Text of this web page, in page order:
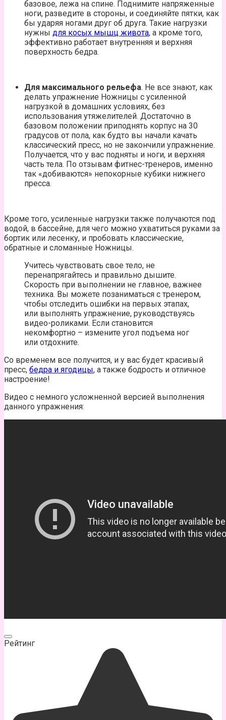
базовое, лежа на спине. Поднимите напряженные
ноги, разведите в стороны, и соединяйте пятки, как
бы ударяя ногами друг об друга. Такие нагрузки
нужны для косых мышц живота, а кроме того,
эффективно работает внутренняя и верхняя
поверхность бедра.
Для максимального рельефа. Не все знают, как
делать упражнение Ножницы с усиленной
нагрузкой в домашних условиях, без
использования утяжелителей. Достаточно в
базовом положении приподнять корпус на 30
градусов от пола, как будто вы начали качать
классический пресс, но не закончили упражнение.
Получается, что у вас подняты и ноги, и верхняя
часть тела. По отзывам фитнес-тренеров, именно
так «добиваются» непокорные кубики нижнего
пресса.
Кроме того, усиленные нагрузки также получаются под
водой, в бассейне, для чего можно ухватиться руками за
бортик или лесенку, и пробовать классические,
обратные и сломанные Ножницы.
Учитесь чувствовать свое тело, не
перенапрягайтесь и правильно дышите.
Скорость при выполнении не главное, важнее
техника. Вы можете позаниматься с тренером,
чтобы отследить ошибки на первых этапах,
или выполнять упражнение, руководствуясь
видео-роликами. Если становится
некомфортно – измените угол подъема ног
или отдохните.
Со временем все получится, и у вас будет красивый
пресс, бедра и ягодицы, а также бодрость и отличное
настроение!
Видео с немного усложненной версией выполнения
данного упражнения:
Рейтинг